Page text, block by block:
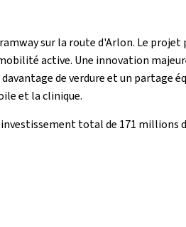
sur la route d'Arlon. Le projet
active. Une innovation
de verdure et un partage
et la clinique.
total de 171 millions